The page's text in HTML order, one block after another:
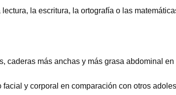
la escritura, la ortografía o las
caderas más anchas y más grasa abdominal
y corporal en comparación con otros